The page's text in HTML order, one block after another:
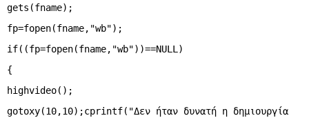
gets(fname);
fp=fopen(fname,"wb");
if((fp=fopen(fname,"wb"))==NULL)
{
highvideo();
gotoxy(10,10);cprintf("Δεν ήταν δυνατή η δημιουργία